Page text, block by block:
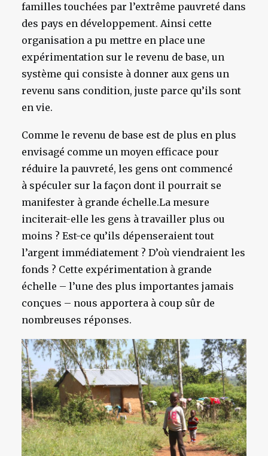
familles touchées par l’extrême pauvreté dans
des pays en développement. Ainsi cette
organisation a pu mettre en place une
expérimentation sur le revenu de base, un
système qui consiste à donner aux gens un
revenu sans condition, juste parce qu’ils sont
en vie.
Comme le revenu de base est de plus en plus
envisagé comme un moyen efficace pour
réduire la pauvreté, les gens ont commencé
à spéculer sur la façon dont il pourrait se
manifester à grande échelle.La mesure
inciterait-elle les gens à travailler plus ou
moins ? Est-ce qu’ils dépenseraient tout
l’argent immédiatement ? D’où viendraient les
fonds ? Cette expérimentation à grande
échelle – l’une des plus importantes jamais
conçues – nous apportera à coup sûr de
nombreuses réponses.